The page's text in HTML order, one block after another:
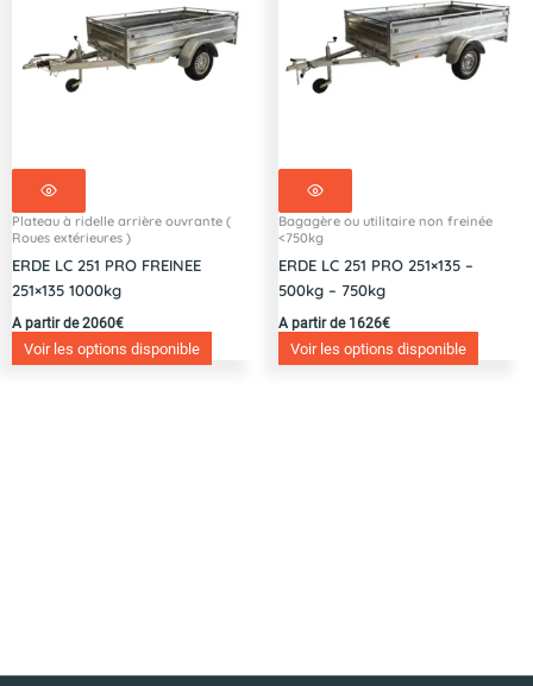
Plateau à ridelle arrière ouvrante (
Roues extérieures )
ERDE LC 251 PRO FREINEE
251×135 1000kg
A partir de 2060€
Voir les options disponible
Bagagère ou utilitaire non freinée
<750kg
ERDE LC 251 PRO 251×135 –
500kg – 750kg
A partir de 1626€
Voir les options disponible